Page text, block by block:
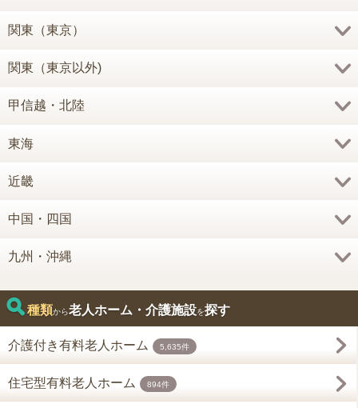
関東（東京）
関東（東京以外)
甲信越・北陸
東海
近畿
中国・四国
九州・沖縄
種類から老人ホーム・介護施設を探す
介護付き有料老人ホーム 5,635件
住宅型有料老人ホーム 894件